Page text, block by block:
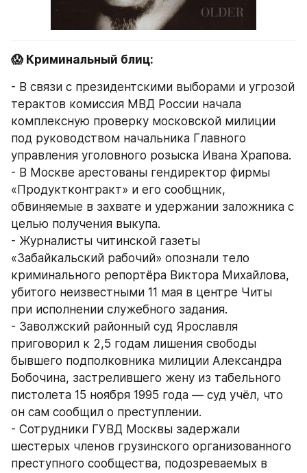
😱 Криминальный блиц:
- В связи с президентскими выборами и угрозой
терактов комиссия МВД России начала
комплексную проверку московской милиции
под руководством начальника Главного
управления уголовного розыска Ивана Храпова.
- В Москве арестованы гендиректор фирмы
«Продуктконтракт» и его сообщник,
обвиняемые в захвате и удержании заложника с
целью получения выкупа.
- Журналисты читинской газеты
«Забайкальский рабочий» опознали тело
криминального репортёра Виктора Михайлова,
убитого неизвестными 11 мая в центре Читы
при исполнении служебного задания.
- Заволжский районный суд Ярославля
приговорил к 2,5 годам лишения свободы
бывшего подполковника милиции Александра
Бобочина, застрелившего жену из табельного
пистолета 15 ноября 1995 года — суд учёл, что
он сам сообщил о преступлении.
- Сотрудники ГУВД Москвы задержали
шестерых членов грузинского организованного
преступного сообщества, подозреваемых в